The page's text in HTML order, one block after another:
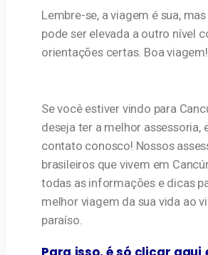
Lembre-se, a viagem é sua,
pode ser elevada a outro nível
orientações certas. Boa viagem!
Se você estiver vindo para
deseja ter a melhor assessoria,
contato conosco! Nossos
brasileiros que vivem em
todas as informações e dicas
melhor viagem da sua vida ao
paraíso.